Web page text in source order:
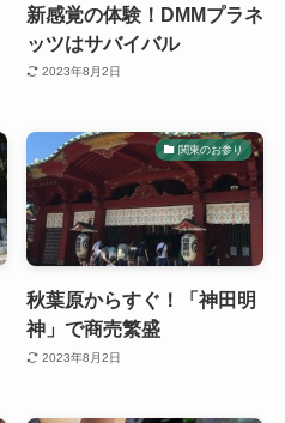
新感覚の体験！DMMプラネ
ッツはサバイバル
2023年8月2日
関東のお参り
秋葉原からすぐ！「神田明
神」で商売繁盛
2023年8月2日